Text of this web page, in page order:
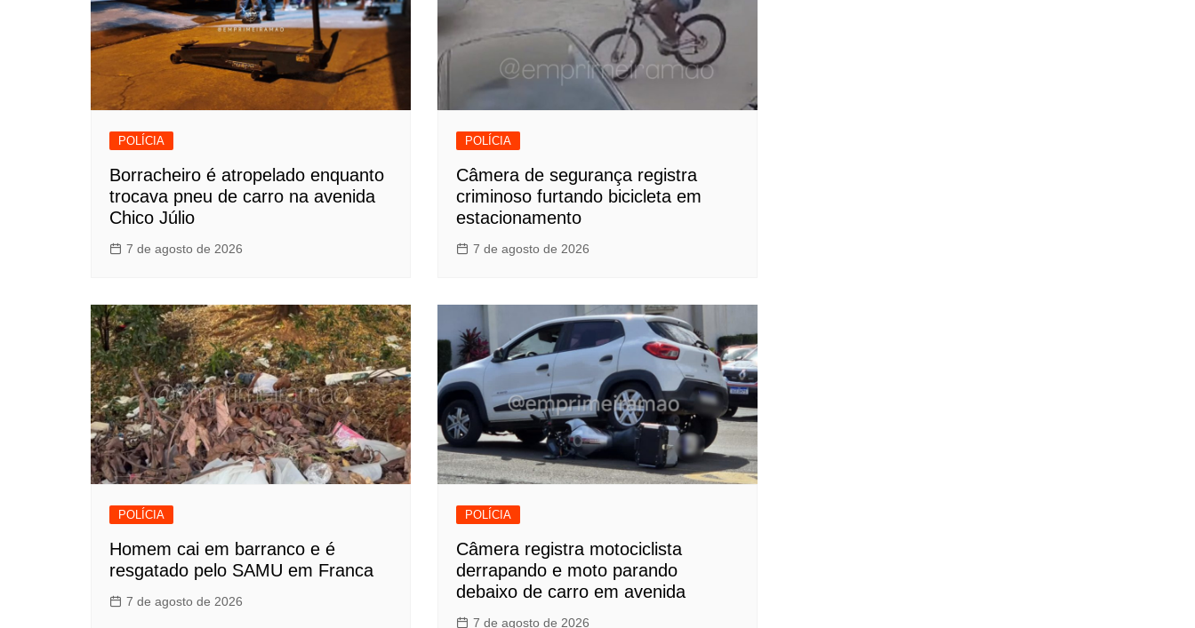
POLÍCIA
Borracheiro é atropelado enquanto
trocava pneu de carro na avenida
Chico Júlio
7 de agosto de 2026
POLÍCIA
Câmera de segurança registra
criminoso furtando bicicleta em
estacionamento
7 de agosto de 2026
POLÍCIA
Homem cai em barranco e é
resgatado pelo SAMU em Franca
7 de agosto de 2026
POLÍCIA
Câmera registra motociclista
derrapando e moto parando
debaixo de carro em avenida
7 de agosto de 2026